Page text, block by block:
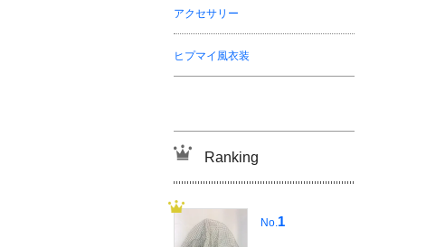
アクセサリー
ヒプマイ風衣装
Ranking
No. 1